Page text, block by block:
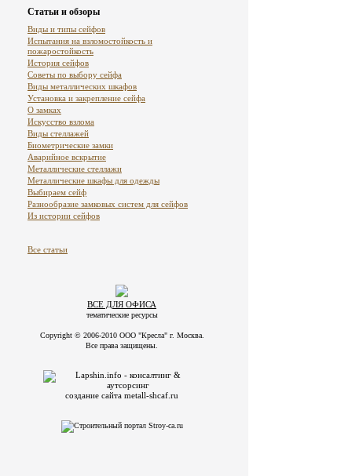
Статьи и обзоры
Виды и типы сейфов
Испытания на взломостойкость и
пожаростойкость
История сейфов
Советы по выбору сейфа
Виды металлических шкафов
Установка и закрепление сейфа
О замках
Искусство взлома
Виды стеллажей
Биометрические замки
Аварийное вскрытие
Металлические стеллажи
Металлические шкафы для одежды
Выбираем сейф
Разнообразие замковых систем для сейфов
Из истории сейфов
Все статьи
ВСЕ ДЛЯ ОФИСА
тематические ресурсы
Copyright © 2006-2010 ООО "Кресла" г. Москва.
Все права защищены.
создание сайта metall-shcaf.ru